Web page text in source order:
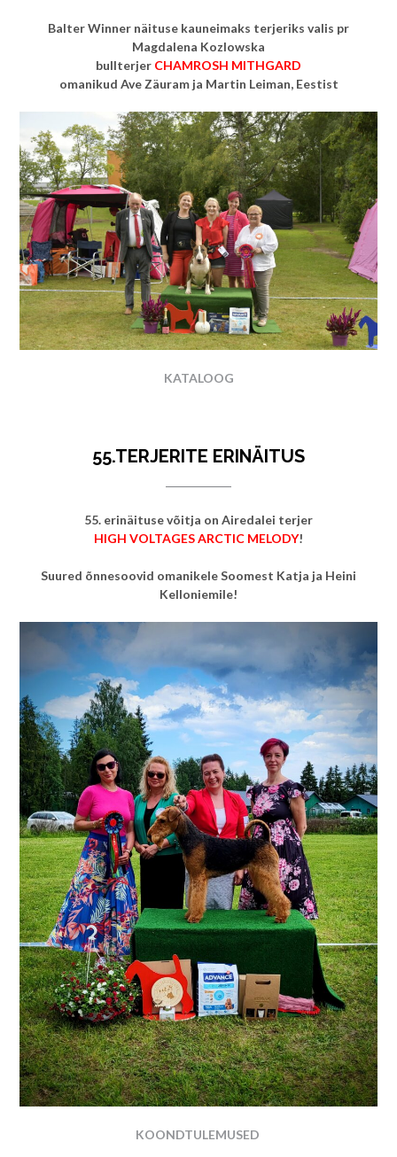
Balter Winner näituse kauneimaks terjeriks valis pr
Magdalena Kozlowska
bullterjer CHAMROSH MITHGARD
omanikud Ave Zäuram ja Martin Leiman, Eestist
KATALOOG
55.TERJERITE ERINÄITUS
55. erinäituse võitja on Airedalei terjer
HIGH VOLTAGES ARCTIC MELODY!
Suured õnnesoovid omanikele Soomest Katja ja Heini
Kelloniemile!
KOONDTULEMUSED